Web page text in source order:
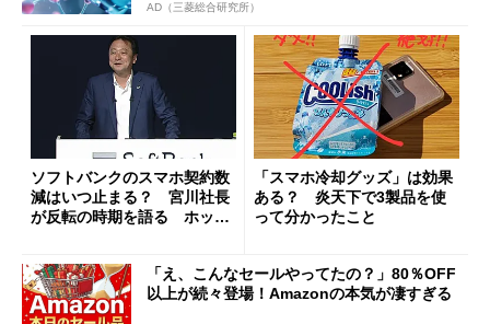
AD（三菱総合研究所）
ソフトバンクのスマホ契約数
減はいつ止まる？ 宮川社長
が反転の時期を語る ホッピ
「スマホ冷却グッズ」は効果
ある？ 炎天下で3製品を使
って分かったこと
「え、こんなセールやってたの？」80％OFF
以上が続々登場！Amazonの本気が凄すぎる